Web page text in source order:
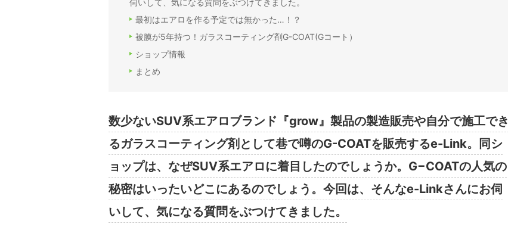
伺いして、気になる質問をぶつけてきました。
最初はエアロを作る予定では無かった…！？
被膜が5年持つ！ガラスコーティング剤G-COAT(Gコート）
ショップ情報
まとめ
数少ないSUV系エアロブランド『grow』製品の製造販売や自分で施工でき
るガラスコーティング剤として巷で噂のG-COATを販売するe-Link。同シ
ョップは、なぜSUV系エアロに着目したのでしょうか。G−COATの人気の
秘密はいったいどこにあるのでしょう。今回は、そんなe-Linkさんにお伺
いして、気になる質問をぶつけてきました。